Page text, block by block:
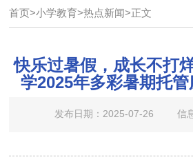
首页>小学教育>热点新闻>正文
快乐过暑假，成长不打
学2025年多彩暑期托
发布日期：2025-07-26 信